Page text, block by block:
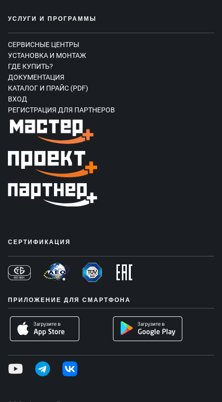
УСЛУГИ И ПРОГРАММЫ
СЕРВИСНЫЕ ЦЕНТРЫ
УСТАНОВКА И МОНТАЖ
ГДЕ КУПИТЬ?
ДОКУМЕНТАЦИЯ
КАТАЛОГ И ПРАЙС (PDF)
ВХОД
РЕГИСТРАЦИЯ ДЛЯ ПАРТНЕРОВ
СЕРТИФИКАЦИЯ
ПРИЛОЖЕНИЕ ДЛЯ СМАРТФОНА